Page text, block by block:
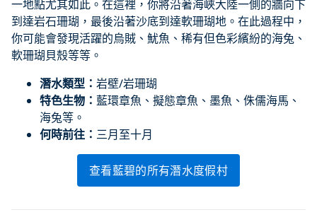
一地點尤其如此。在這裡，你將沿著海峽大陸一側的牆向下
到達岩石珊瑚，最後沿著沙底到達軟珊瑚地。在此過程中，
你可能會發現活躍的烏賊、魷魚、稀有但色彩繽紛的海兔、
軟珊瑚貝殼等等。
潛水類型： 岩壁/岩珊瑚
特色生物： 藍環章魚、擬態章魚、墨魚、侏儒海馬、
海兔等。
何時前往： 三月至十月
查看藍碧的所有潛水度假村